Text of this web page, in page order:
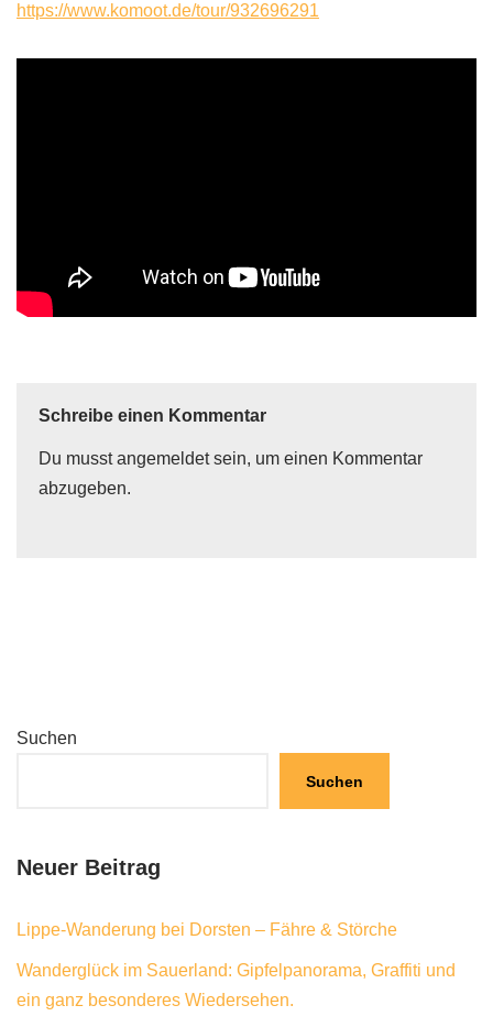
https://www.komoot.de/tour/932696291
Schreibe einen Kommentar
Du musstangemeldetsein, um einen Kommentar
abzugeben.
Suchen
Suchen
Neuer Beitrag
Lippe-Wanderung bei Dorsten – Fähre & Störche
Wanderglück im Sauerland: Gipfelpanorama, Graffiti und
ein ganz besonderes Wiedersehen.